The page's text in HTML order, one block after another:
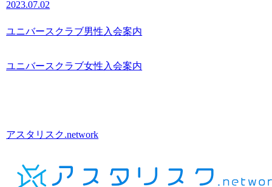
2023.07.02
ユニバースクラブ男性入会案内
ユニバースクラブ女性入会案内
アスタリスク.network